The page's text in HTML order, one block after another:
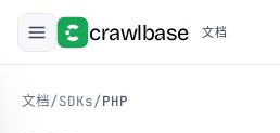
crawlbase 文档
文档/SDKs/PHP